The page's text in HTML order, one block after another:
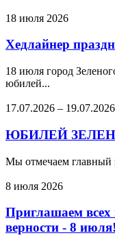
18 июля 2026
Хедлайнер
18 июля город
юбилей...
17.07.2026 – 19.07.2026
ЮБИЛЕЙ
Мы отмечаем главный
8 июля 2026
Приглашаем
верности - 8 июля!